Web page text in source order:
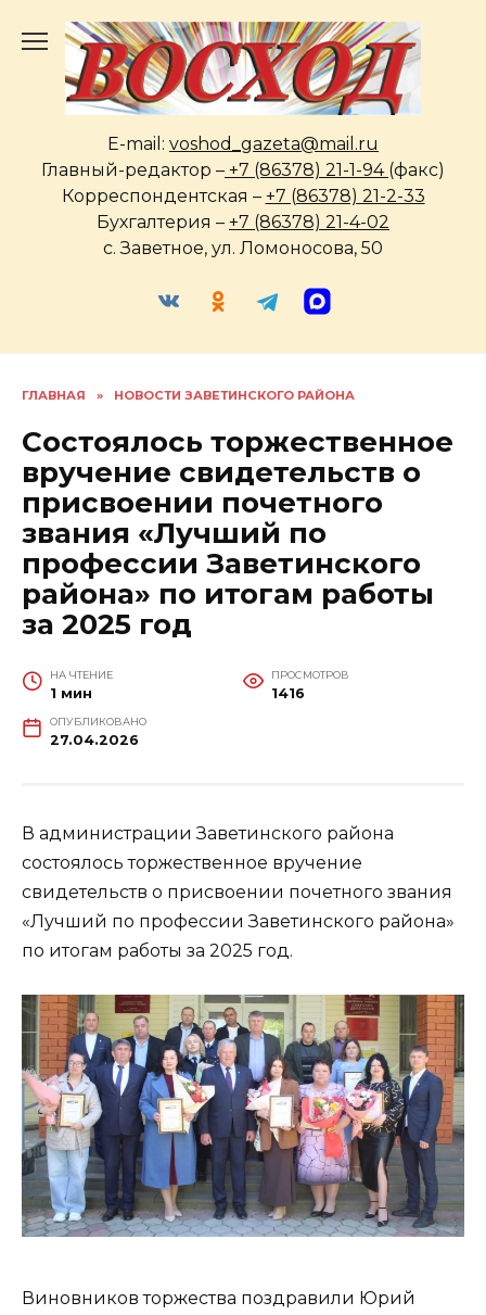
содержанию
E-mail: voshod_gazeta@mail.ru
Главный-редактор – +7 (86378) 21-1-94 (факс)
Корреспондентская – +7 (86378) 21-2-33
Бухгалтерия – +7 (86378) 21-4-02
с. Заветное, ул. Ломоносова, 50
ГЛАВНАЯ » НОВОСТИ ЗАВЕТИНСКОГО РАЙОНА
Состоялось торжественное
вручение свидетельств о
присвоении почетного
звания «Лучший по
профессии Заветинского
района» по итогам работы
за 2025 год
НА ЧТЕНИЕ
1 мин
ПРОСМОТРОВ
1416
ОПУБЛИКОВАНО
27.04.2026
В администрации Заветинского района
состоялось торжественное вручение
свидетельств о присвоении почетного звания
«Лучший по профессии Заветинского района»
по итогам работы за 2025 год.
Виновников торжества поздравили Юрий